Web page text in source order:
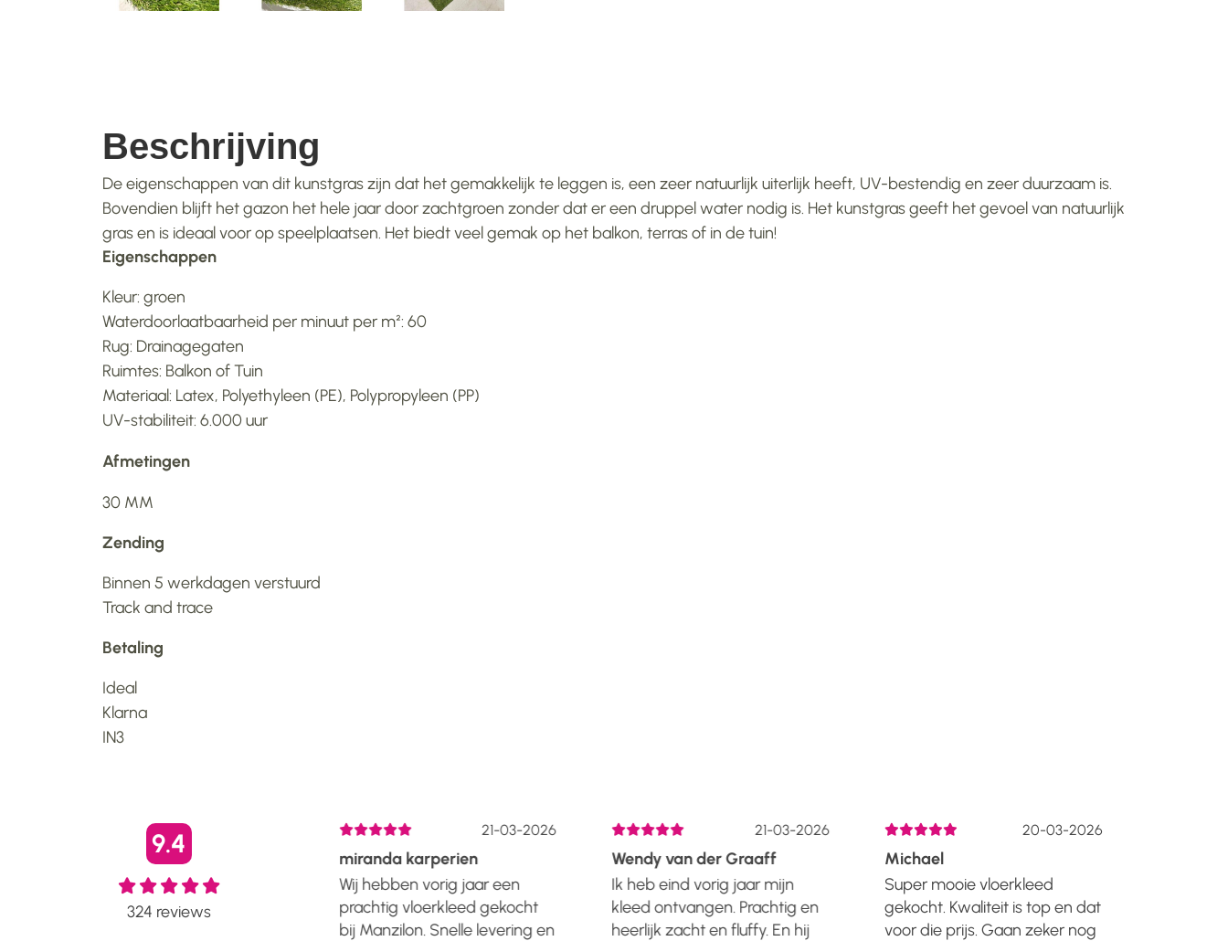
Beschrijving
De eigenschappen van dit kunstgras zijn dat het gemakkelijk te leggen is, een zeer natuurlijk uiterlijk heeft, UV-bestendig en zeer duurzaam is.
Bovendien blijft het gazon het hele jaar door zachtgroen zonder dat er een druppel water nodig is. Het kunstgras geeft het gevoel van natuurlijk
gras en is ideaal voor op speelplaatsen. Het biedt veel gemak op het balkon, terras of in de tuin!
Eigenschappen
Kleur: groen
Waterdoorlaatbaarheid per minuut per m²: 60
Rug: Drainagegaten
Ruimtes: Balkon of Tuin
Materiaal: Latex, Polyethyleen (PE), Polypropyleen (PP)
UV-stabiliteit: 6.000 uur
Afmetingen
30 MM
Zending
Binnen 5 werkdagen verstuurd
Track and trace
Betaling
Ideal
Klarna
IN3
9.4
324 reviews
Heb een prachtig tapijt met
luxe uitstraling gekocht en nog
21-03-2026
miranda karperien
Wij hebben vorig jaar een
prachtig vloerkleed gekocht
bij Manzilon. Snelle levering en
21-03-2026
Wendy van der Graaff
Ik heb eind vorig jaar mijn
kleed ontvangen. Prachtig en
heerlijk zacht en fluffy. En hij
20-03-2026
Michael
Super mooie vloerkleed
gekocht. Kwaliteit is top en dat
voor die prijs. Gaan zeker nog